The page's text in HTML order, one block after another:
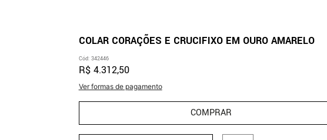
COLAR CORAÇÕES E CRUCIFIXO EM OURO AMARELO
Cód: 342446
R$ 4.312,50
Ver formas de pagamento
COMPRAR